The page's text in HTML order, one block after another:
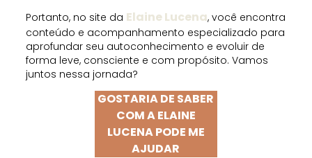
Portanto, no site da Elaine Lucena, você encontra
conteúdo e acompanhamento especializado para
aprofundar seu autoconhecimento e evoluir de
forma leve, consciente e com propósito. Vamos
juntos nessa jornada?
GOSTARIA DE SABER
COM A ELAINE
LUCENA PODE ME
AJUDAR